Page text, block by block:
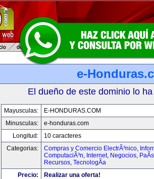
e-
El dueño de este dominio lo
Mayusculas:
E-HONDURAS.COM
Minusculas:
e-honduras.com
Longitud:
10 caracteres
Categorias:
Compras y Comercio ElectrÃ³nico,
ComputaciÃ³n, Internet, Negocios,
Recursos, TecnologÃ­a
Precio:
Realizar una oferta!